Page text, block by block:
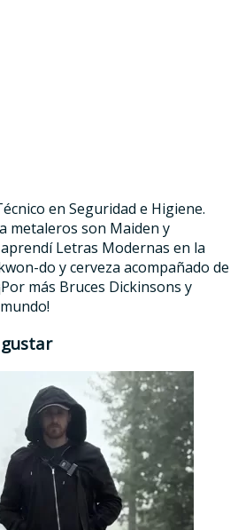
en Seguridad e Higiene.
metaleros son Maiden y
Letras Modernas en la
do y cerveza acompañado de
más Bruces Dickinsons y